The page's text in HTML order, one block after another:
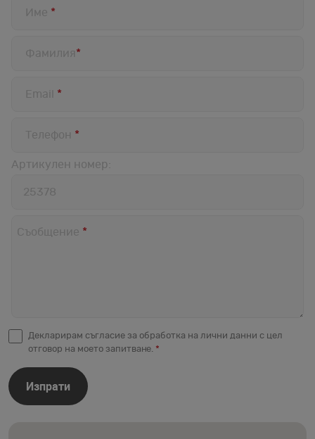
Име *
Фамилия*
Email *
Телефон *
Артикулен номер:
номер
Съобщение *
Декларирам съгласие за обработка на лични данни с цел
отговор на моето запитване. *
Изпрати